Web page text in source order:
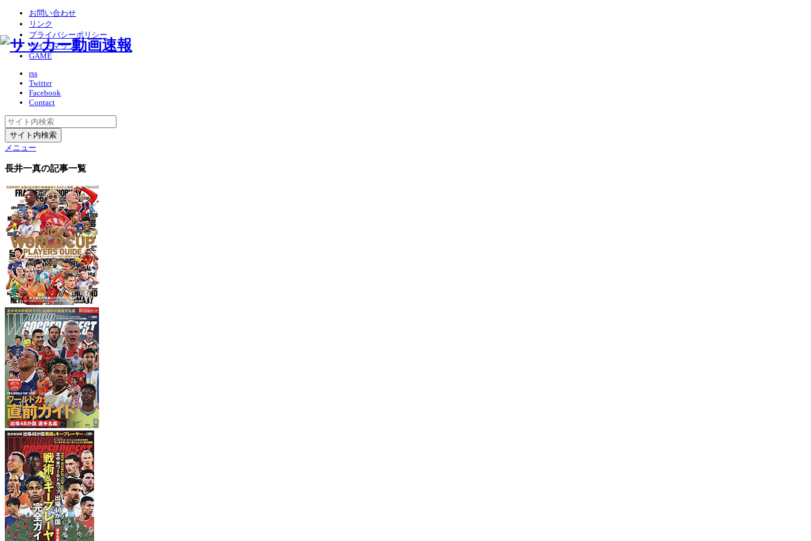
お問い合わせ
リンク
プライバシーポリシー
サイトマップ
GAME
rss
Twitter
Facebook
Contact
メニュー
長井一真の記事一覧